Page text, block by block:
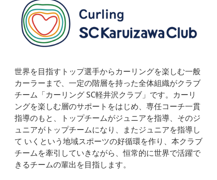
世界を目指すトップ選手からカーリングを楽しむ一般
カーラーまで、一定の階層を持った全体組織がクラブ
チーム「カーリング SC軽井沢クラブ」です。カーリ
ングを楽しむ層のサポートをはじめ、専任コーチ一貫
指導のもと、トップチームがジュニアを指導、そのジ
ュニアがトップチームになり、またジュニアを指導し
て いくという地域スポーツの好循環を作り、本クラブ
チームを牽引していきながら、恒常的に世界で活躍で
きるチームの輩出を目指します。